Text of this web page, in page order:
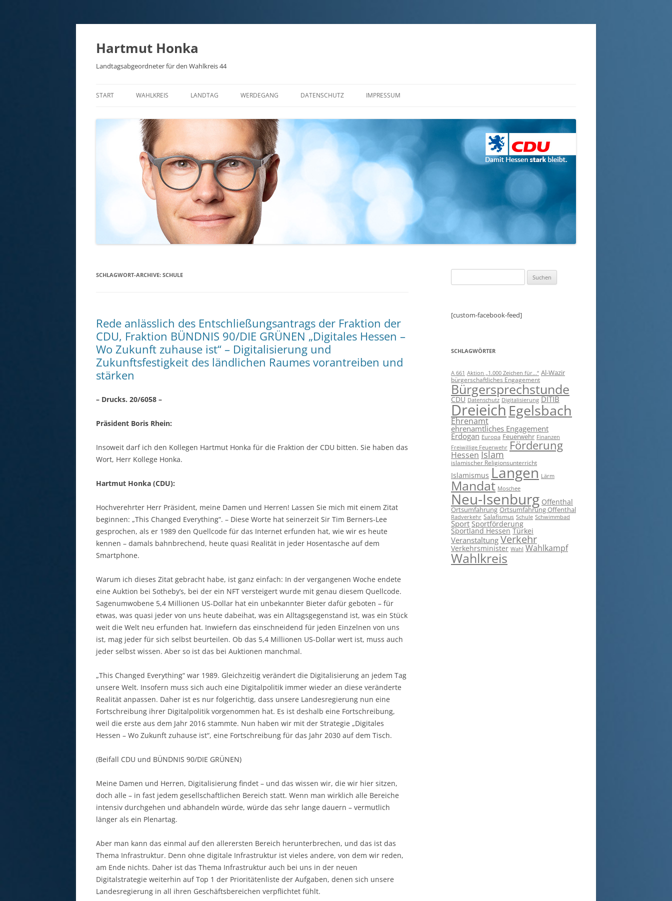
Hartmut Honka
Landtagsabgeordneter für den Wahlkreis 44
Inhalt
START WAHLKREIS LANDTAG WERDEGANG DATENSCHUTZ IMPRESSUM
SCHLAGWORT-ARCHIVE: SCHULE
Rede anlässlich des Entschließungsantrags der Fraktion der
CDU, Fraktion BÜNDNIS 90/DIE GRÜNEN „Digitales Hessen –
Wo Zukunft zuhause ist“ – Digitalisierung und
Zukunftsfestigkeit des ländlichen Raumes vorantreiben und
stärken
– Drucks. 20/6058 –
Präsident Boris Rhein:
Insoweit darf ich den Kollegen Hartmut Honka für die Fraktion der CDU bitten. Sie haben das
Wort, Herr Kollege Honka.
Hartmut Honka (CDU):
Hochverehrter Herr Präsident, meine Damen und Herren! Lassen Sie mich mit einem Zitat
beginnen: „This Changed Everything“. – Diese Worte hat seinerzeit Sir Tim Berners-Lee
gesprochen, als er 1989 den Quellcode für das Internet erfunden hat, wie wir es heute
kennen – damals bahnbrechend, heute quasi Realität in jeder Hosentasche auf dem
Smartphone.
Warum ich dieses Zitat gebracht habe, ist ganz einfach: In der vergangenen Woche endete
eine Auktion bei Sotheby’s, bei der ein NFT versteigert wurde mit genau diesem Quellcode.
Sagenumwobene 5,4 Millionen US-Dollar hat ein unbekannter Bieter dafür geboten – für
etwas, was quasi jeder von uns heute dabeihat, was ein Alltagsgegenstand ist, was ein Stück
weit die Welt neu erfunden hat. Inwiefern das einschneidend für jeden Einzelnen von uns
ist, mag jeder für sich selbst beurteilen. Ob das 5,4 Millionen US-Dollar wert ist, muss auch
jeder selbst wissen. Aber so ist das bei Auktionen manchmal.
„This Changed Everything“ war 1989. Gleichzeitig verändert die Digitalisierung an jedem Tag
unsere Welt. Insofern muss sich auch eine Digitalpolitik immer wieder an diese veränderte
Realität anpassen. Daher ist es nur folgerichtig, dass unsere Landesregierung nun eine
Fortschreibung ihrer Digitalpolitik vorgenommen hat. Es ist deshalb eine Fortschreibung,
weil die erste aus dem Jahr 2016 stammte. Nun haben wir mit der Strategie „Digitales
Hessen – Wo Zukunft zuhause ist“, eine Fortschreibung für das Jahr 2030 auf dem Tisch.
(Beifall CDU und BÜNDNIS 90/DIE GRÜNEN)
Meine Damen und Herren, Digitalisierung findet – und das wissen wir, die wir hier sitzen,
doch alle – in fast jedem gesellschaftlichen Bereich statt. Wenn man wirklich alle Bereiche
intensiv durchgehen und abhandeln würde, würde das sehr lange dauern – vermutlich
länger als ein Plenartag.
Aber man kann das einmal auf den allerersten Bereich herunterbrechen, und das ist das
Thema Infrastruktur. Denn ohne digitale Infrastruktur ist vieles andere, von dem wir reden,
am Ende nichts. Daher ist das Thema Infrastruktur auch bei uns in der neuen
Digitalstrategie weiterhin auf Top 1 der Prioritätenliste der Aufgaben, denen sich unsere
Landesregierung in all ihren Geschäftsbereichen verpflichtet fühlt.
nach:
[custom-facebook-feed]
SCHLAGWÖRTER
A 661 Aktion „1.000 Zeichen für...“ Al-Wazir
bürgerschaftliches Engagement
Bürgersprechstunde
CDU Datenschutz Digitalisierung DITIB
Dreieich Egelsbach
Ehrenamt
ehrenamtliches Engagement
Erdogan Europa Feuerwehr Finanzen
Freiwillige Feuerwehr Förderung
Hessen Islam
islamischer Religionsunterricht
Islamismus Langen Lärm
Mandat Moschee
Neu-Isenburg Offenthal
Ortsumfahrung Ortsumfahrung Offenthal
Radverkehr Salafismus Schule Schwimmbad
Sport Sportförderung
Sportland Hessen Türkei
Veranstaltung Verkehr
Verkehrsminister Wahl Wahlkampf
Wahlkreis